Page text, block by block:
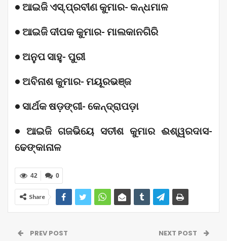
• ଆଇଜି ଏସ୍‌.ପ୍ରବୀଣ କୁମାର- କନ୍ଧମାଳ
• ଆଇଜି ଦୀପକ କୁମାର- ମାଲକାନଗିରି
• ଅନୁପ ସାହୁ- ପୁରୀ
• ଅବିନାଶ କୁମାର- ମୟୂରଭଞ୍ଜ
• ସାର୍ଥକ ଷଡ଼ଙ୍ଗୀ- କେନ୍ଦ୍ରାପଡ଼ା
• ଆଇଜି ଗଜଭିୟେ ସତୀଶ କୁମାର ଈଶ୍ୱରଦାସ-
ଢେଙ୍କାନାଳ
0
42
Share
PREV POST NEXT POST